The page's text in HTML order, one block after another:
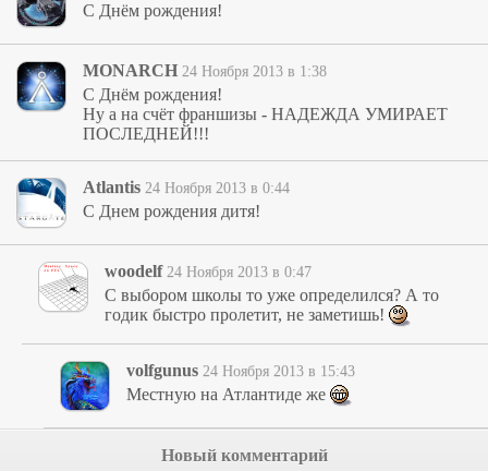
С Днём рождения!
MONARCH 24 Ноября 2013 в 1:38
С Днём рождения!
Ну а на счёт франшизы - НАДЕЖДА УМИРАЕТ
ПОСЛЕДНЕЙ!!!
Atlantis 24 Ноября 2013 в 0:44
С Днем рождения дитя!
woodelf24 Ноября 2013 в 0:47
С выбором школы то уже определился? А то
годик быстро пролетит, не заметишь!
volfgunus 24 Ноября 2013 в 15:43
Местную на Атлантиде же
Новый комментарий